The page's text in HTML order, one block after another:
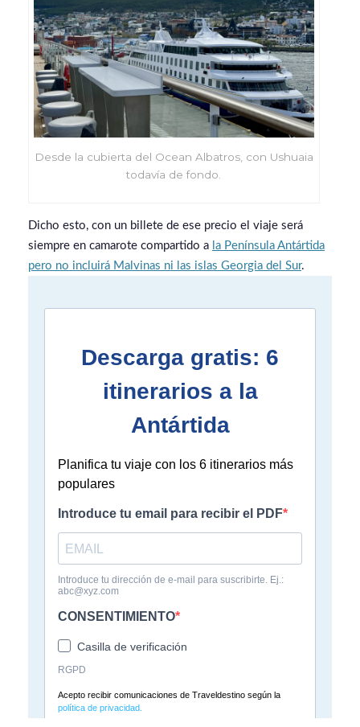
Desde la cubierta del Ocean Albatros, con Ushuaia
todavía de fondo.
Dicho esto, con un billete de ese precio el viaje será
siempre en camarote compartido a la Península Antártida
pero no incluirá Malvinas ni las islas Georgia del Sur.